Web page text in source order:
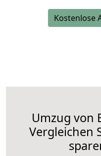
Kostenlose
Umzug von
Vergleichen